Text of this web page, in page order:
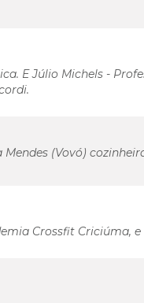
E Júlio Michels -
(Vovó)
Crossfit Criciúma, e